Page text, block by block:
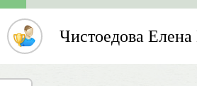
Чистоедова